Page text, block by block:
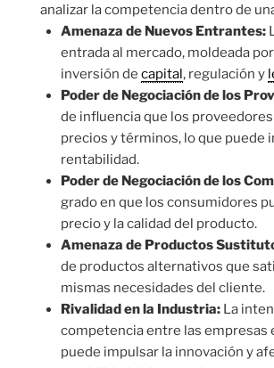
analizar la competencia dentro de
Amenaza de Nuevos Entrantes:
entrada al mercado, moldeada
inversión de capital, regulación y
Poder de Negociación de los
de influencia que los
precios y términos, lo que puede
rentabilidad.
Poder de Negociación de los
grado en que los consumidores
precio y la calidad del producto.
Amenaza de Productos
de productos alternativos que
mismas necesidades del cliente.
Rivalidad en la Industria:La
competencia entre las empresas
puede impulsar la innovación y